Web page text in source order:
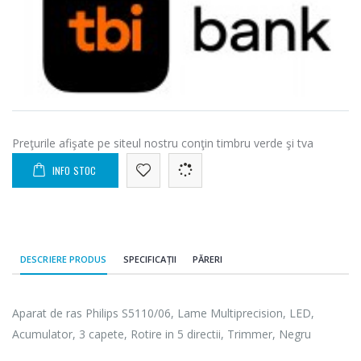
Preţurile afişate pe siteul nostru conţin timbru verde şi tva
INFO STOC
DESCRIERE PRODUS SPECIFICAȚII PĂRERI
Aparat de ras Philips S5110/06, Lame Multiprecision, LED,
Acumulator, 3 capete, Rotire in 5 directii, Trimmer, Negru